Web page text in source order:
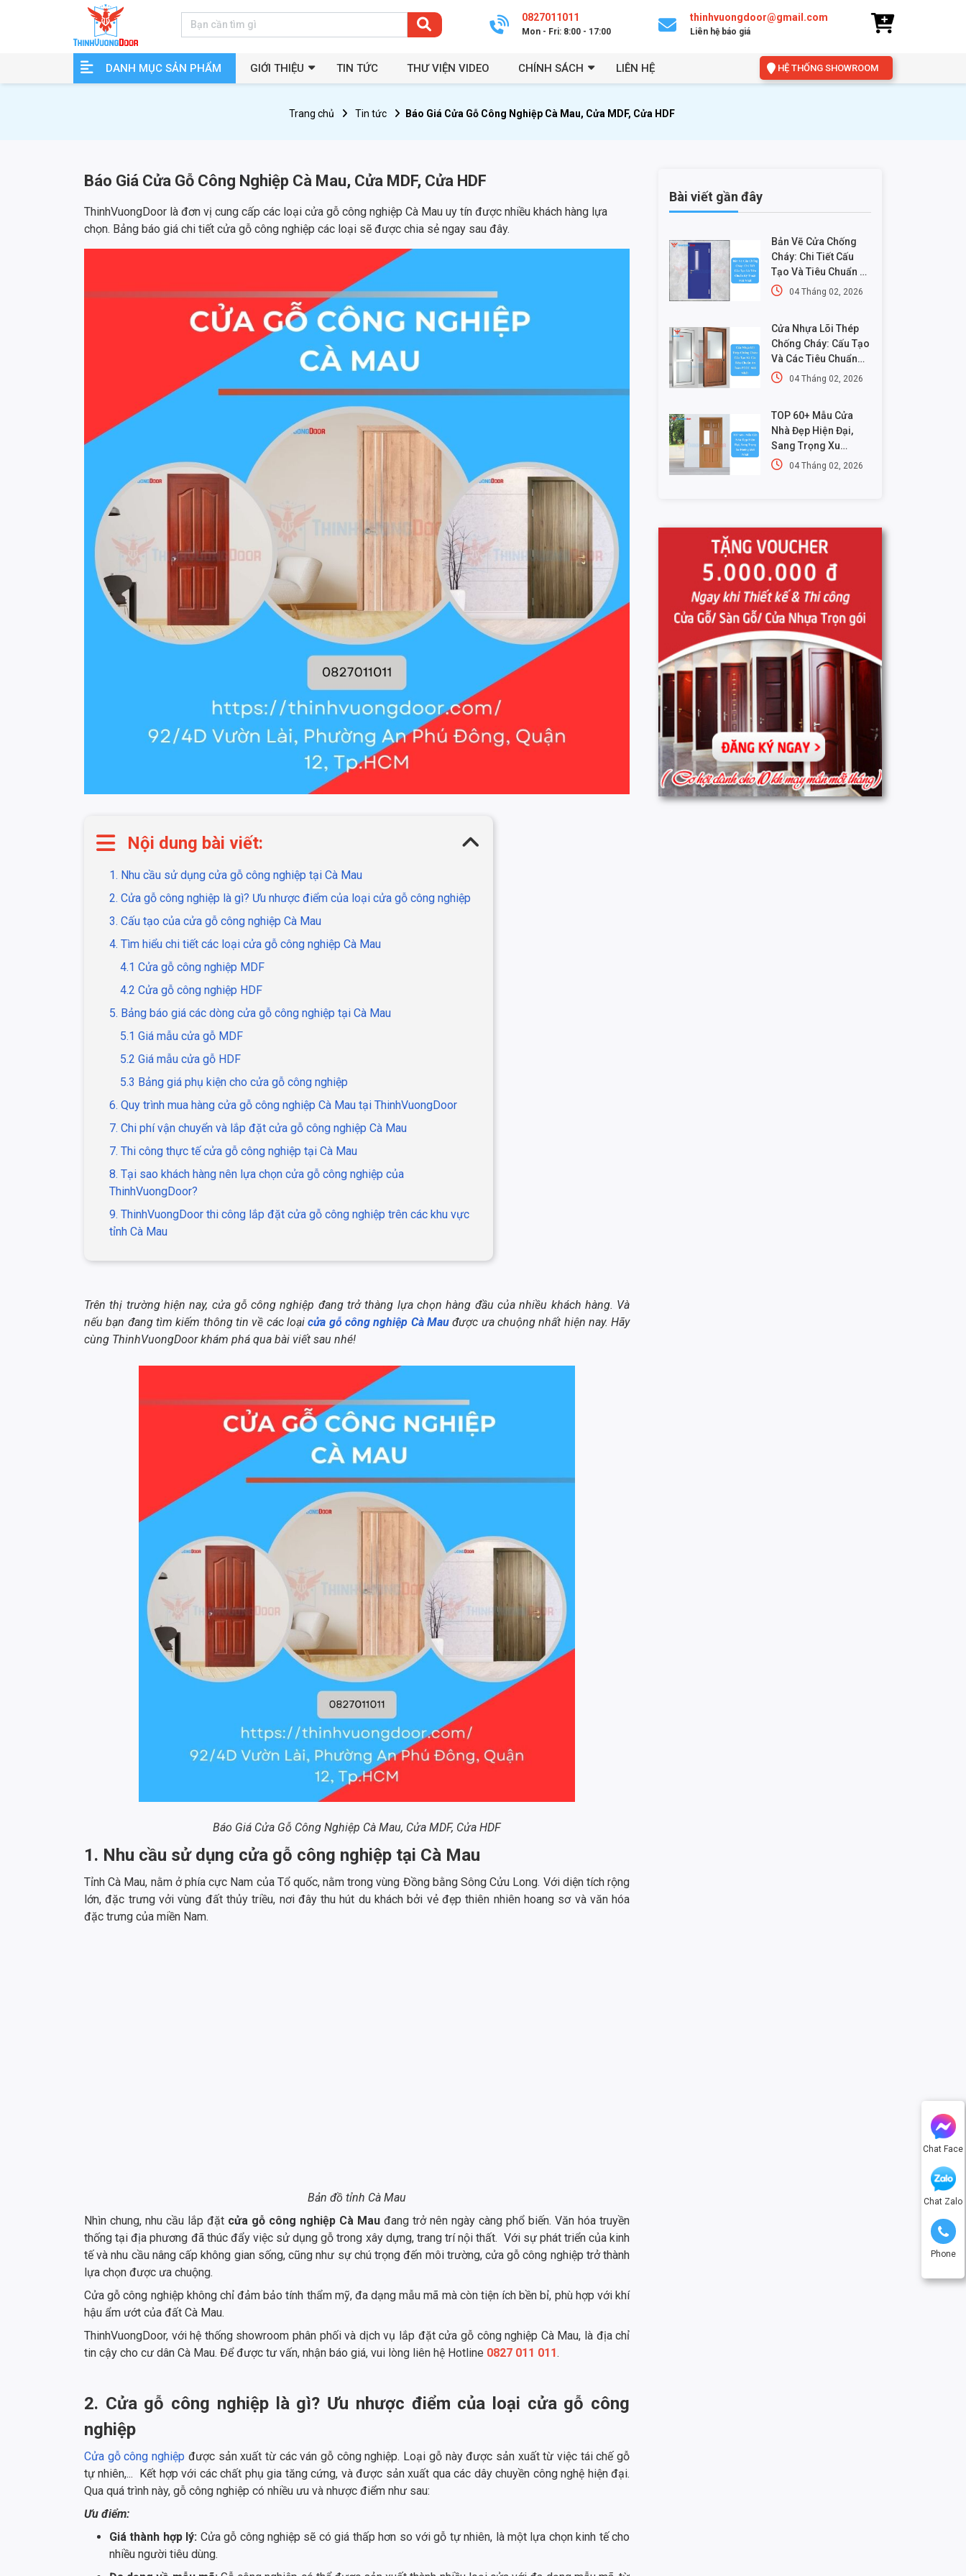
0827011011
Mon - Fri: 8:00 - 17:00
thinhvuongdoor@gmail.com
Liên hệ báo giá
DANH MỤC SẢN PHẨM GIỚI THIỆU TIN TỨC THƯ VIỆN VIDEO CHÍNH SÁCH LIÊN HỆ HỆ THỐNG SHOWROOM
Chat Face
Chat Zalo
Phone
Trang chủ Tin tức Báo Giá Cửa Gỗ Công Nghiệp Cà Mau, Cửa MDF, Cửa HDF
Báo Giá Cửa Gỗ Công Nghiệp Cà Mau, Cửa MDF, Cửa HDF
ThinhVuongDoor là đơn vị cung cấp các loại cửa gỗ công nghiệp Cà Mau uy tín được nhiều khách hàng lựa
chọn. Bảng báo giá chi tiết cửa gỗ công nghiệp các loại sẽ được chia sẻ ngay sau đây.
Nội dung bài viết:
1. Nhu cầu sử dụng cửa gỗ công nghiệp tại Cà Mau
2. Cửa gỗ công nghiệp là gì? Ưu nhược điểm của loại cửa gỗ công nghiệp
3. Cấu tạo của cửa gỗ công nghiệp Cà Mau
4. Tìm hiểu chi tiết các loại cửa gỗ công nghiệp Cà Mau
4.1 Cửa gỗ công nghiệp MDF
4.2 Cửa gỗ công nghiệp HDF
5. Bảng báo giá các dòng cửa gỗ công nghiệp tại Cà Mau
5.1 Giá mẫu cửa gỗ MDF
5.2 Giá mẫu cửa gỗ HDF
5.3 Bảng giá phụ kiện cho cửa gỗ công nghiệp
6. Quy trình mua hàng cửa gỗ công nghiệp Cà Mau tại ThinhVuongDoor
7. Chi phí vận chuyển và lắp đặt cửa gỗ công nghiệp Cà Mau
7. Thi công thực tế cửa gỗ công nghiệp tại Cà Mau
8. Tại sao khách hàng nên lựa chọn cửa gỗ công nghiệp của
ThinhVuongDoor?
9. ThinhVuongDoor thi công lắp đặt cửa gỗ công nghiệp trên các khu vực
tỉnh Cà Mau
Trên thị trường hiện nay, cửa gỗ công nghiệp đang trở thàng lựa chọn hàng đầu của nhiều khách hàng. Và
nếu bạn đang tìm kiếm thông tin về các loạicửa gỗ công nghiệp Cà Mauđược ưa chuộng nhất hiện nay. Hãy
cùng ThinhVuongDoor khám phá qua bài viết sau nhé!
Báo Giá Cửa Gỗ Công Nghiệp Cà Mau, Cửa MDF, Cửa HDF
1. Nhu cầu sử dụng cửa gỗ công nghiệp tại Cà Mau
Tỉnh Cà Mau, nằm ở phía cực Nam của Tổ quốc, nằm trong vùng Đồng bằng Sông Cửu Long. Với diện tích rộng
lớn, đặc trưng vởi vùng đất thủy triều, nơi đây thu hút du khách bởi vẻ đẹp thiên nhiên hoang sơ và văn hóa
đặc trưng của miền Nam.
Bản đồ tỉnh Cà Mau
Nhìn chung, nhu cầu lắp đặt cửa gỗ công nghiệp Cà Mau đang trở nên ngày càng phổ biến. Văn hóa truyền
thống tại địa phương đã thúc đẩy việc sử dụng gỗ trong xây dựng, trang trí nội thất. Với sự phát triển của kinh
tế và nhu cầu nâng cấp không gian sống, cũng như sự chú trọng đến môi trường, cửa gỗ công nghiệp trở thành
lựa chọn được ưa chuộng.
Cửa gỗ công nghiệp không chỉ đảm bảo tính thẩm mỹ, đa dạng mẫu mã mà còn tiện ích bền bỉ, phù hợp với khí
hậu ẩm ướt của đất Cà Mau.
ThinhVuongDoor, với hệ thống showroom phân phối và dịch vụ lắp đặt cửa gỗ công nghiệp Cà Mau, là địa chỉ
tin cậy cho cư dân Cà Mau. Để được tư vấn, nhận báo giá, vui lòng liên hệ Hotline 0827 011 011.
2. Cửa gỗ công nghiệp là gì? Ưu nhược điểm của loại cửa gỗ công
nghiệp
Cửa gỗ công nghiệp được sản xuất từ các ván gỗ công nghiệp. Loại gỗ này được sản xuất từ việc tái chế gỗ
tự nhiên,... Kết hợp với các chất phụ gia tăng cứng, và được sản xuất qua các dây chuyền công nghệ hiện đại.
Qua quá trình này, gỗ công nghiệp có nhiều ưu và nhược điểm như sau:
Ưu điểm:
Giá thành hợp lý: Cửa gỗ công nghiệp sẽ có giá thấp hơn so với gỗ tự nhiên, là một lựa chọn kinh tế cho
nhiều người tiêu dùng.
Bài viết gần đây
Bản Vẽ Cửa Chống
Cháy: Chi Tiết Cấu
Tạo Và Tiêu Chuẩn Kỹ
Thuật Mới Nhất
04 Tháng 02, 2026
Cửa Nhựa Lõi Thép
Chống Cháy: Cấu Tạo
Và Các Tiêu Chuẩn
An Toàn PCCC Mới
04 Tháng 02, 2026
TOP 60+ Mẫu Cửa
Nhà Đẹp Hiện Đại,
Sang Trọng Xu
Hướng Mới Nhất
04 Tháng 02, 2026